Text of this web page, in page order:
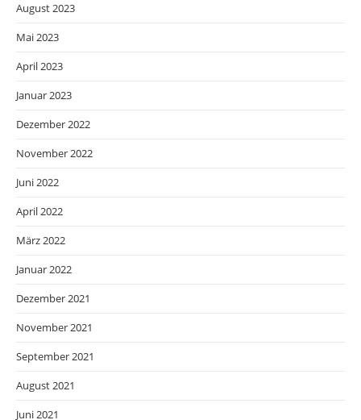
August 2023
Mai 2023
April 2023
Januar 2023
Dezember 2022
November 2022
Juni 2022
April 2022
März 2022
Januar 2022
Dezember 2021
November 2021
September 2021
August 2021
Juni 2021